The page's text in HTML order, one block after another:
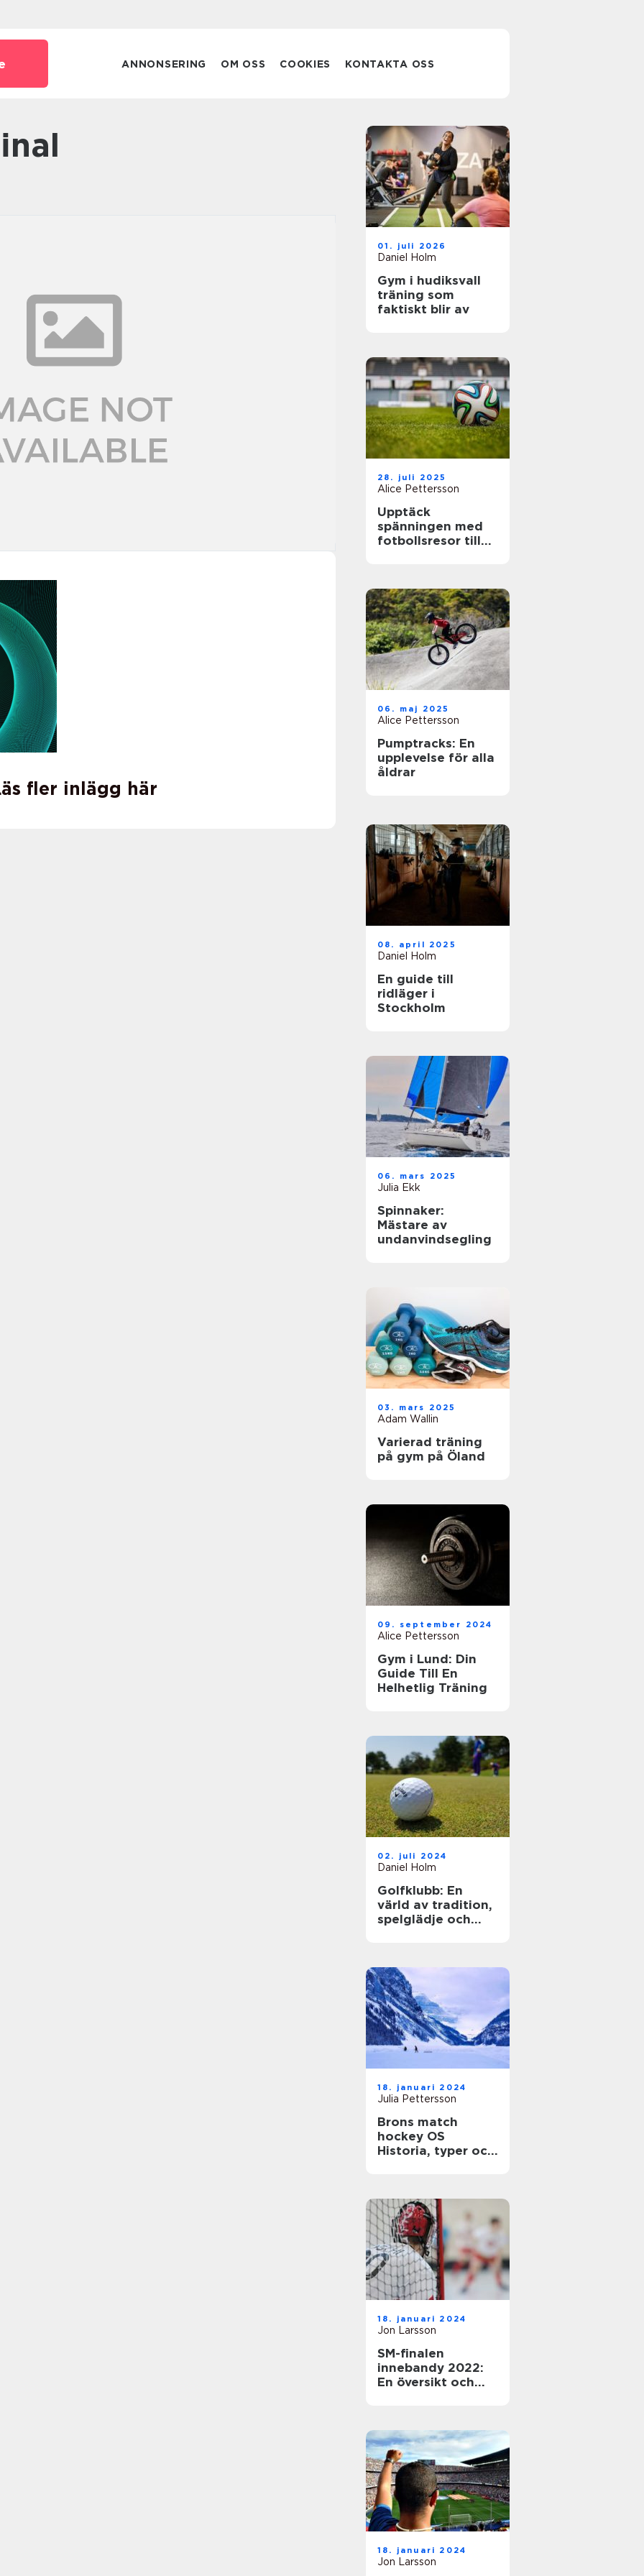
ANNONSERING OM OSS COOKIES KONTAKTA OSS
fler inlägg här
01. juli 2026
Daniel Holm
Gym i hudiksvall
träning som
faktiskt blir av
28. juli 2025
Alice Pettersson
Upptäck
spänningen med
fotbollsresor till
06. maj 2025
Alice Pettersson
Pumptracks: En
upplevelse för alla
åldrar
08. april 2025
Daniel Holm
En guide till
ridläger i
Stockholm
06. mars 2025
Julia Ekk
Spinnaker:
Mästare av
undanvindsegling
03. mars 2025
Adam Wallin
Varierad träning
på gym på Öland
09. september 2024
Alice Pettersson
Gym i Lund: Din
Guide Till En
Helhetlig Träning
02. juli 2024
Daniel Holm
Golfklubb: En
värld av tradition,
spelglädje och
18. januari 2024
Julia Pettersson
Brons match
hockey OS
Historia, typer och
18. januari 2024
Jon Larsson
SM-finalen
innebandy 2022:
En översikt och
18. januari 2024
Jon Larsson